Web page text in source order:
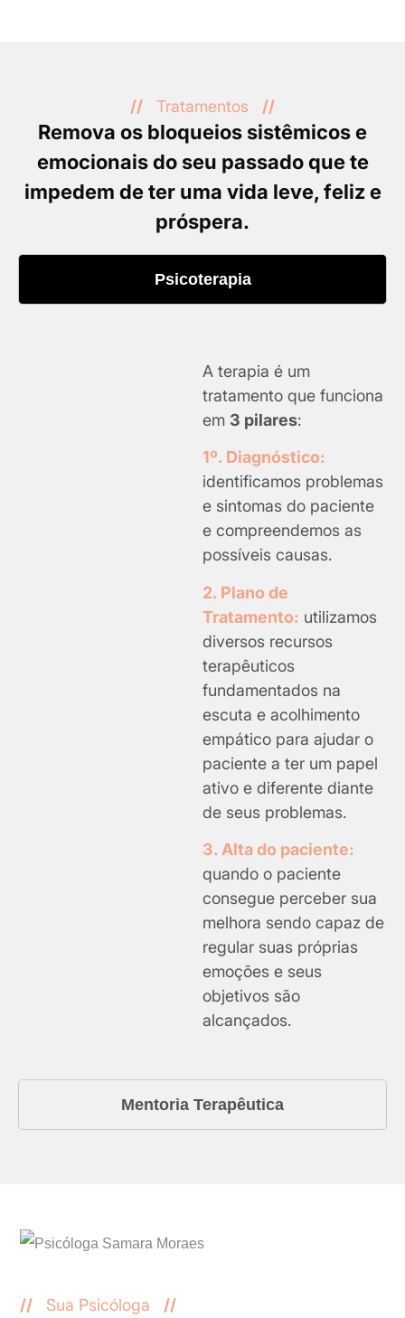
// Tratamentos //
Remova os bloqueios sistêmicos e
emocionais do seu passado que te
impedem de ter uma vida leve, feliz e
próspera.
Psicoterapia
Mentoria Terapêutica
A terapia é um
tratamento que funciona
em 3 pilares:
1º. Diagnóstico:
identificamos problemas
e sintomas do paciente
e compreendemos as
possíveis causas.
2. Plano de
Tratamento: utilizamos
diversos recursos
terapêuticos
fundamentados na
escuta e acolhimento
empático para ajudar o
paciente a ter um papel
ativo e diferente diante
de seus problemas.
3. Alta do paciente:
quando o paciente
consegue perceber sua
melhora sendo capaz de
regular suas próprias
emoções e seus
objetivos são
alcançados.
// Sua Psicóloga //